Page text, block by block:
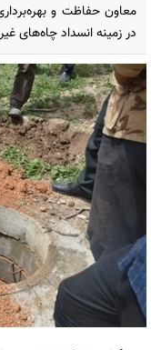
معاون حفاظت و
در زمینه انسداد چاه‌های